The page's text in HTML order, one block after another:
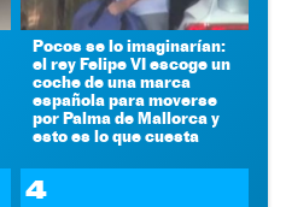
Pocos se lo imaginarían:
el rey Felipe VI escoge un
coche de una marca
española para moverse
por Palma de Mallorca y
esto es lo que cuesta
4